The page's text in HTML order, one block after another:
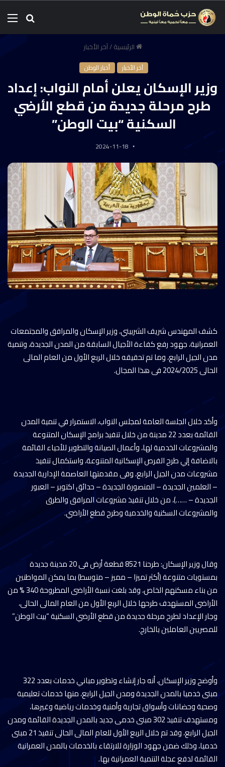
الرئيسية/آخر الأخبار
آخر الأخبار أخبار الوطن
وزير الإسكان يعلن أمام النواب: إعداد
طرح مرحلة جديدة من قطع الأرضي
السكنية “بيت الوطن”
2024-11-18
كشف المهندس شريف الشربيني، وزير الإسكان والمرافق والمجتمعات
العمرانية، جهود رفع كفاءة الأجيال السابقة من المدن الجديدة، وتنمية
مدن الجيل الرابع، وما تم تحقيقه خلال الربع الأول من العام المالى
الحالى 2024/2025 فى هذا المجال.
وأكد خلال الجلسة العامة لمجلس النواب، الاستمرار في تنمية المدن
القائمة بعدد 22 مدينة من خلال تنفيذ برامج الإسكان المتنوعة
والمشروعات الخدمية لها، وأعمال الصيانة والتطوير للأحياء القائمة
بالاضافة إلي طرح الفرص الإسكانية المتنوعة، واستكمال تنفيذ
مشروعات مدن الجيل الرابع، وفى مقدمتها العاصمة الإدارية الجديدة
– العلمين الجديدة – المنصورة الجديدة – حدائق اكتوبر – العبور
الجديدة – ……)، من خلال تنفيذ مشروعات المرافق والطرق
والمشروعات السكنية والخدمية وطرح قطع الأراضي.
وقال وزير الإسكان: طرحنا 8521 قطعة أرض فى 20 مدينة جديدة
بمستويات متنوعة (أكثر تميزا – مميز – متوسط) بما يمكن المواطنين
من بناء مسكنهم الخاص، وقد بلغت نسبة الأراضى المطروحة 340 % من
الأراضى المستهدف طرحها خلال الربع الأول من العام المالى الحالى،
وجار الإعداد لطرح مرحلة جديدة من قطع الأرضي السكنية “بيت الوطن”
للمصريين العاملين بالخارج.
وأوضح وزير الإسكان، أنه جار إنشاء وتطوير مباني خدمات بعدد 322
مبنى خدميا بالمدن الجديدة ومدن الجيل الرابع، منها خدمات تعليمية
وصحية وحضانات وأسواق تجارية وأمنية وخدمات رياضية وغيرها،
ومستهدف تنفيذ 302 مبنى خدمى جديد بالمدن الجديدة القائمة ومدن
الجيل الرابع، وقد تم خلال الربع الأول للعام المالى الحالى تنفيذ 21 مبنى
خدميا، وذلك ضمن جهود الوزارة للارتقاء بالخدمات بالمدن العمرانية
القائمة لدفع عجلة التنمية العمرانية بها.